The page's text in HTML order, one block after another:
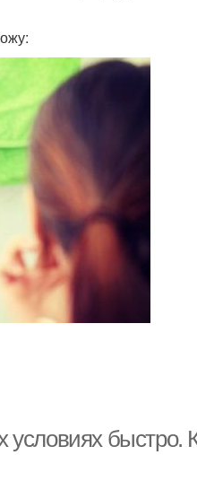
условиях